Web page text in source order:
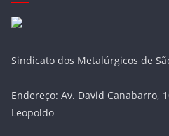
Sindicato dos Metalúrgicos de
Endereço: Av. David Canabarro,
Leopoldo